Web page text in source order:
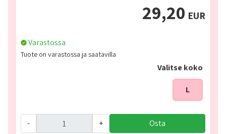
29,20 EUR
Varastossa
Tuote on varastossa ja saatavilla
Valitse koko
L
- + Osta